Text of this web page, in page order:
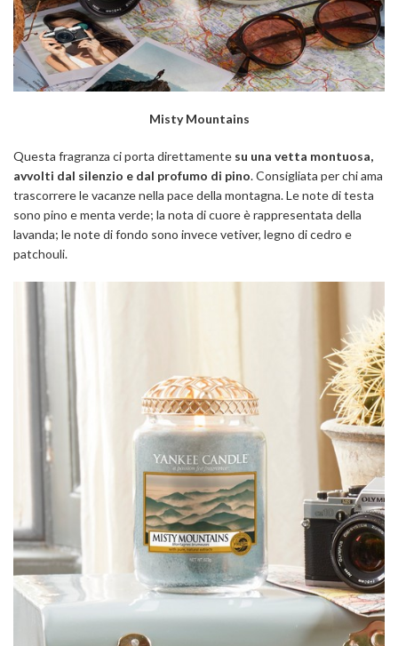
Misty Mountains
Questa fragranza ci porta direttamente su una vetta montuosa,
avvolti dal silenzio e dal profumo di pino. Consigliata per chi ama
trascorrere le vacanze nella pace della montagna. Le note di testa
sono pino e menta verde; la nota di cuore è rappresentata della
lavanda; le note di fondo sono invece vetiver, legno di cedro e
patchouli.